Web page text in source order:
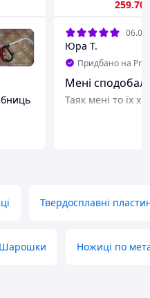
259.70
Юра Т.
Придбано на
Мені
Таяк мені то їх
Твердосплавні
Шарошки Ножиці по